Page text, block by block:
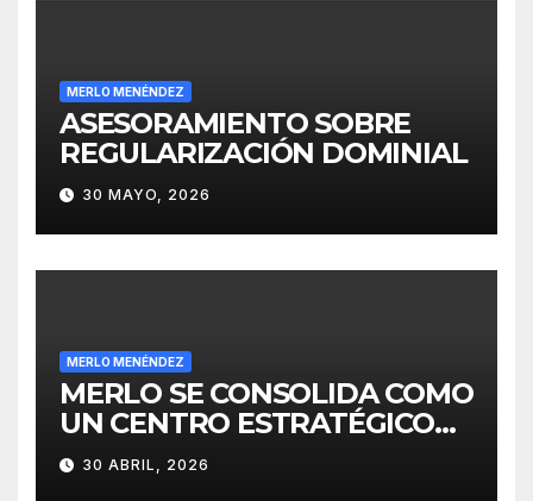
MERLO MENÉNDEZ
ASESORAMIENTO SOBRE
REGULARIZACIÓN DOMINIAL
30 MAYO, 2026
MERLO MENÉNDEZ
MERLO SE CONSOLIDA COMO
UN CENTRO ESTRATÉGICO
PARA EL DESARROLLO DE
INVERSIONES
30 ABRIL, 2026